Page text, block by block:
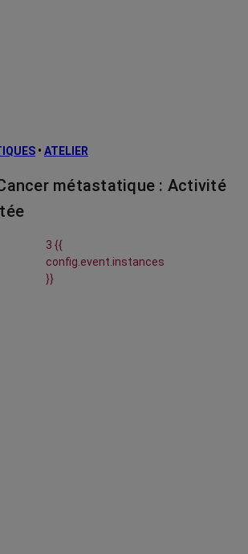
• ATELIER
métastatique : Activité
3 {{
config.event.instances
}}